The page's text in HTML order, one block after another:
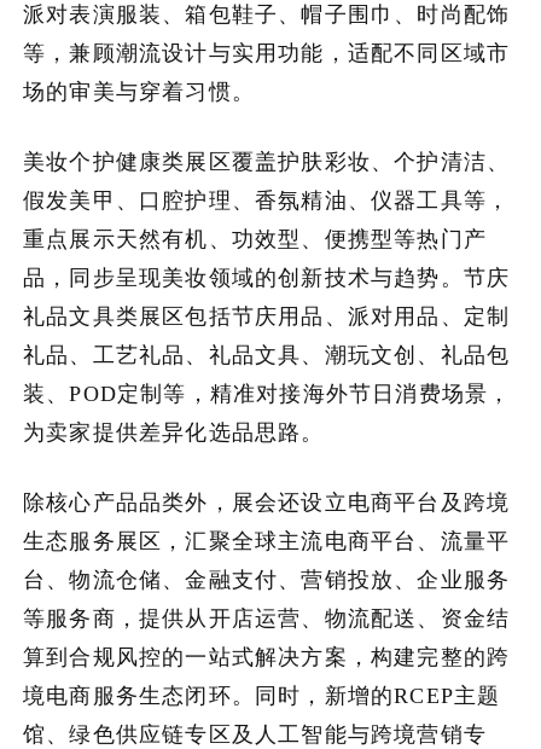
派对表演服装、箱包鞋子、帽子围巾、时尚配饰
等，兼顾潮流设计与实用功能，适配不同区域市
场的审美与穿着习惯。
美妆个护健康类展区覆盖护肤彩妆、个护清洁、
假发美甲、口腔护理、香氛精油、仪器工具等，
重点展示天然有机、功效型、便携型等热门产
品，同步呈现美妆领域的创新技术与趋势。节庆
礼品文具类展区包括节庆用品、派对用品、定制
礼品、工艺礼品、礼品文具、潮玩文创、礼品包
装、POD定制等，精准对接海外节日消费场景，
为卖家提供差异化选品思路。
除核心产品品类外，展会还设立电商平台及跨境
生态服务展区，汇聚全球主流电商平台、流量平
台、物流仓储、金融支付、营销投放、企业服务
等服务商，提供从开店运营、物流配送、资金结
算到合规风控的一站式解决方案，构建完整的跨
境电商服务生态闭环。同时，新增的RCEP主题
馆、绿色供应链专区及人工智能与跨境营销专